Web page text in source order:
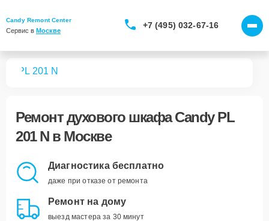
Candy Remont Center
Сервис в Москве
+7 (495) 032-67-16
PL 201 N
Ремонтдухового шкафа Candy PL
201 Nв Москве
Диагностика бесплатно
даже при отказе от ремонта
Ремонт на дому
выезд мастера за 30 минут